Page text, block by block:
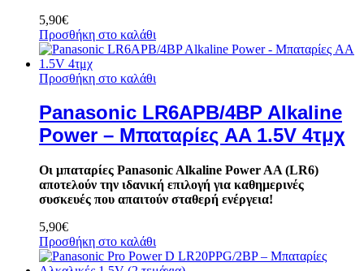
5,90€
Προσθήκη στο καλάθι
Προσθήκη στο καλάθι
Panasonic LR6APB/4BP Alkaline
Power – Μπαταρίες AA 1.5V 4τμχ
Οι μπαταρίες Panasonic Alkaline Power AA (LR6)
αποτελούν την ιδανική επιλογή για καθημερινές
συσκευές που απαιτούν σταθερή ενέργεια!
5,90€
Προσθήκη στο καλάθι